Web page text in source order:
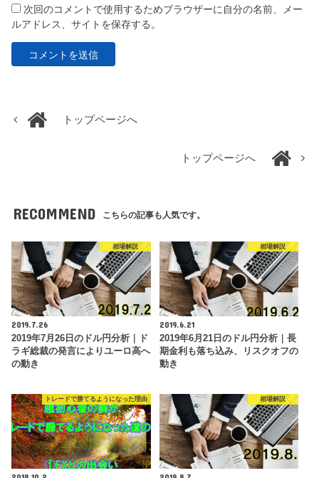
次回のコメントで使用するためブラウザーに自分の名前、メー
ルアドレス、サイトを保存する。
トップページへ
トップページへ
RECOMMEND こちらの記事も人気です。
相場解説
2019.7.26
2019年7月26日のドル円分析｜ド
ラギ総裁の発言によりユーロ高へ
の動き
相場解説
2019.6.21
2019年6月21日のドル円分析｜長
期金利も落ち込み、リスクオフの
動き
トレードで勝てるようになった理由 相場解説